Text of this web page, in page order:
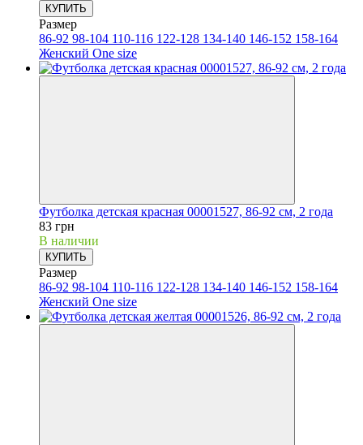
КУПИТЬ
Размер
86-92 98-104 110-116 122-128 134-140 146-152 158-164
Женский One size
Футболка детская красная 00001527, 86-92 см, 2 года
83 грн
В наличии
КУПИТЬ
Размер
86-92 98-104 110-116 122-128 134-140 146-152 158-164
Женский One size